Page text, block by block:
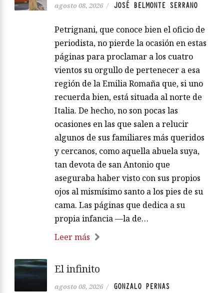
agosto 08, 2026 / JOSÉ BELMONTE SERRANO
Petrignani, que conoce bien el oficio de
periodista, no pierde la ocasión en estas
páginas para proclamar a los cuatro
vientos su orgullo de pertenecer a esa
región de la Emilia Romaña que, si uno
recuerda bien, está situada al norte de
Italia. De hecho, no son pocas las
ocasiones en las que salen a relucir
algunos de sus familiares más queridos
y cercanos, como aquella abuela suya,
tan devota de san Antonio que
aseguraba haber visto con sus propios
ojos al mismísimo santo a los pies de su
cama. Las páginas que dedica a su
propia infancia —la de…
Leer más
El infinito
agosto 08, 2026 / GONZALO PERNAS